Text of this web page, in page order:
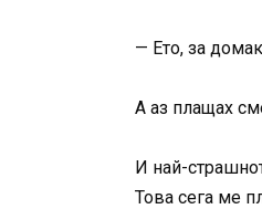
— Ето, за
А аз плащах
И най-
Това сега ме